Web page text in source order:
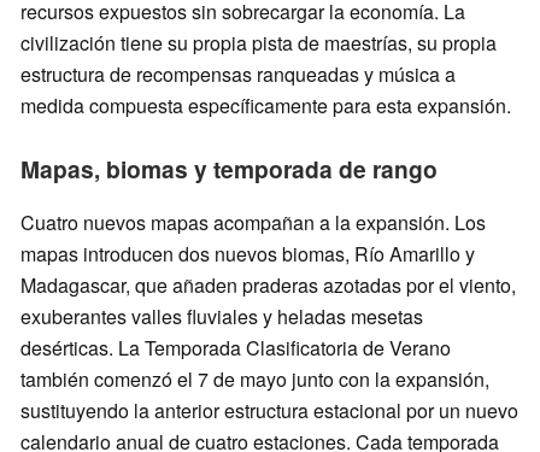
recursos expuestos sin sobrecargar la economía. La
civilización tiene su propia pista de maestrías, su propia
estructura de recompensas ranqueadas y música a
medida compuesta específicamente para esta expansión.
Mapas, biomas y temporada de rango
Cuatro nuevos mapas acompañan a la expansión. Los
mapas introducen dos nuevos biomas, Río Amarillo y
Madagascar, que añaden praderas azotadas por el viento,
exuberantes valles fluviales y heladas mesetas
desérticas. La Temporada Clasificatoria de Verano
también comenzó el 7 de mayo junto con la expansión,
sustituyendo la anterior estructura estacional por un nuevo
calendario anual de cuatro estaciones. Cada temporada